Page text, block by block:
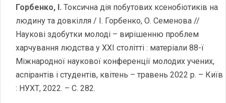
Горбенко, І. Токсична дія побутових ксенобіотиків на
людину та довкілля / І. Горбенко, О. Семенова //
Наукові здобутки молоді – вирішенню проблем
харчування людства у ХХІ столітті : матеріали 88-ї
Міжнародної наукової конференції молодих учених,
аспірантів і студентів, квітень – травень 2022 р. – Київ
: НУХТ, 2022. – С. 282.